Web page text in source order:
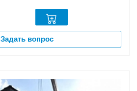
Задать вопрос